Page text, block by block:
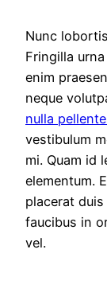
Nunc
Fringilla
enim
neque
nulla
vestibulum
mi. Quam id
elementum.
placerat
faucibus in
vel.